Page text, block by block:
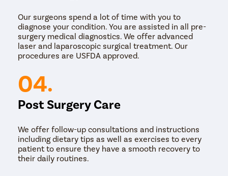
Our surgeons spend a lot of time with you to
diagnose your condition. You are assisted in all pre-
surgery medical diagnostics. We offer advanced
laser and laparoscopic surgical treatment. Our
procedures are USFDA approved.
04.
Post Surgery Care
We offer follow-up consultations and instructions
including dietary tips as well as exercises to every
patient to ensure they have a smooth recovery to
their daily routines.